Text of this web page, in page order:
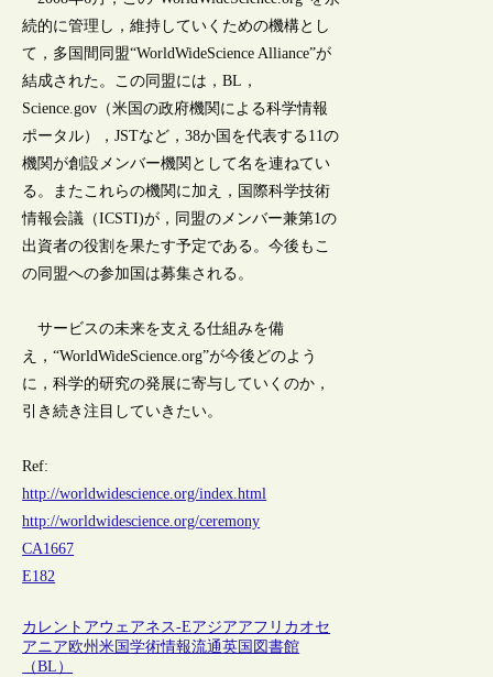
続的に管理し，維持していくための機構とし
て，多国間同盟“WorldWideScience Alliance”が
結成された。この同盟には，BL，
Science.gov（米国の政府機関による科学情報
ポータル），JSTなど，38か国を代表する11の
機関が創設メンバー機関として名を連ねてい
る。またこれらの機関に加え，国際科学技術
情報会議（ICSTI)が，同盟のメンバー兼第1の
出資者の役割を果たす予定である。今後もこ
の同盟への参加国は募集される。
サービスの未来を支える仕組みを備
え，“WorldWideScience.org”が今後どのよう
に，科学的研究の発展に寄与していくのか，
引き続き注目していきたい。
Ref:
http://worldwidescience.org/index.html
http://worldwidescience.org/ceremony
CA1667
E182
カレントアウェアネス-Eアジアアフリカ オセ
アニア欧州米国学術情報流通英国図書館
（BL）